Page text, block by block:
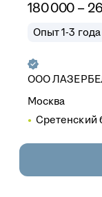
180 000 –
Опыт 1-3 года
ООО
Москва
Сретенский